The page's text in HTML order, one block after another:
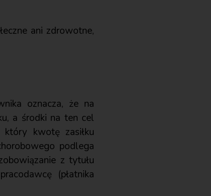
ani zdrowotne,
oznacza, że na
a środki na ten cel
kwotę zasiłku
podlega
z tytułu
(płatnika